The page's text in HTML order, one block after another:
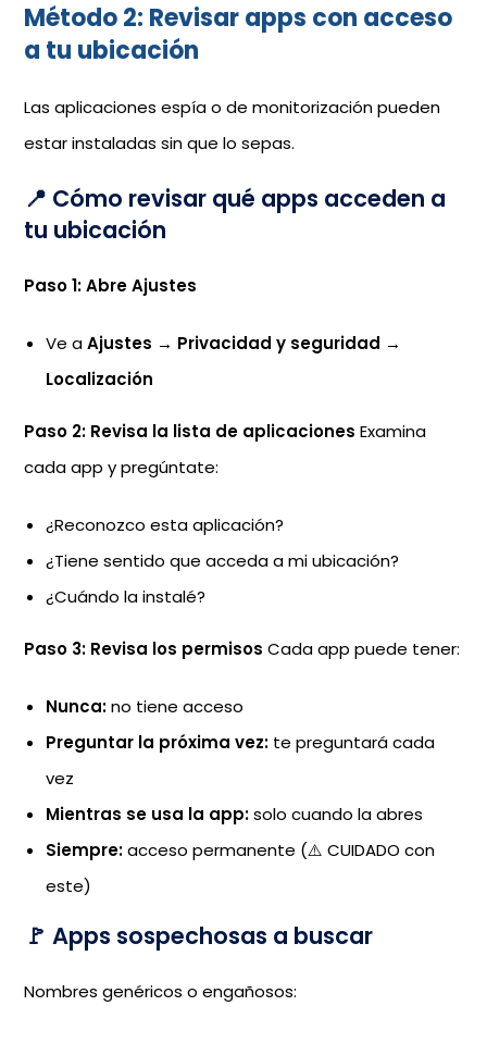
Método 2: Revisar apps con acceso
a tu ubicación
Las aplicaciones espía o de monitorización pueden
estar instaladas sin que lo sepas.
📍 Cómo revisar qué apps acceden a
tu ubicación
Paso 1: Abre Ajustes
Ve aAjustes → Privacidad y seguridad →
Localización
Paso 2: Revisa la lista de aplicaciones Examina
cada app y pregúntate:
¿Reconozco esta aplicación?
¿Tiene sentido que acceda a mi ubicación?
¿Cuándo la instalé?
Paso 3: Revisa los permisos Cada app puede tener:
Nunca:no tiene acceso
Preguntar la próxima vez: te preguntará cada
vez
Mientras se usa la app:solo cuando la abres
Siempre:acceso permanente (⚠️ CUIDADO con
este)
🚩 Apps sospechosas a buscar
Nombres genéricos o engañosos: